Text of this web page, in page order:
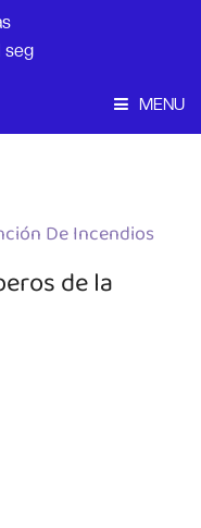
seg
MENU
De Incendios
de la